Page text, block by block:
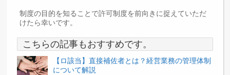
制度の目的を知ることで許可制度を前向きに捉えていただ
けたら幸いです。
こちらの記事もおすすめです。
【ロ該当】直接補佐者とは？経営業務の管理体制
について解説